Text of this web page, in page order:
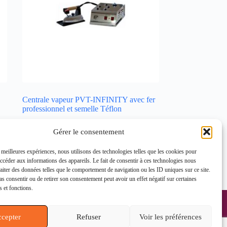
Gérer le consentement
expériences, nous utilisons des technologies telles que les cookies pour
aux informations des appareils. Le fait de consentir à ces technologies nous
des données telles que le comportement de navigation ou les ID uniques sur ce site.
consentir ou de retirer son consentement peut avoir un effet négatif sur certaines
et fonctions.
Refuser Voir les préférences
Centrale vapeur PVT-INFINITY avec fer
professionnel et semelle Téflon
Générateur vapeur ou chaudière
Lire la suite
Vue Rapide
Saint Martin, 75010 Paris